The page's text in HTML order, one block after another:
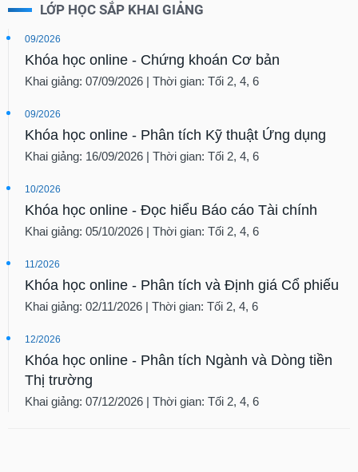
LỚP HỌC SẮP KHAI GIẢNG
09/2026
Khóa học online - Chứng khoán Cơ bản
Khai giảng: 07/09/2026 | Thời gian: Tối 2, 4, 6
09/2026
Khóa học online - Phân tích Kỹ thuật Ứng dụng
Khai giảng: 16/09/2026 | Thời gian: Tối 2, 4, 6
10/2026
Khóa học online - Đọc hiểu Báo cáo Tài chính
Khai giảng: 05/10/2026 | Thời gian: Tối 2, 4, 6
11/2026
Khóa học online - Phân tích và Định giá Cổ phiếu
Khai giảng: 02/11/2026 | Thời gian: Tối 2, 4, 6
12/2026
Khóa học online - Phân tích Ngành và Dòng tiền
Thị trường
Khai giảng: 07/12/2026 | Thời gian: Tối 2, 4, 6